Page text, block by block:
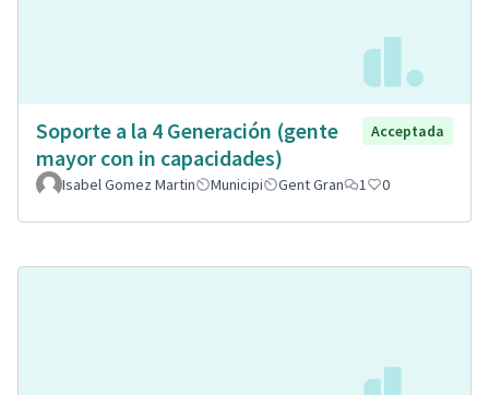
Soporte a la 4 Generación (gente
mayor con in capacidades)
Acceptada
Isabel Gomez Martin Municipi Gent Gran 1 0